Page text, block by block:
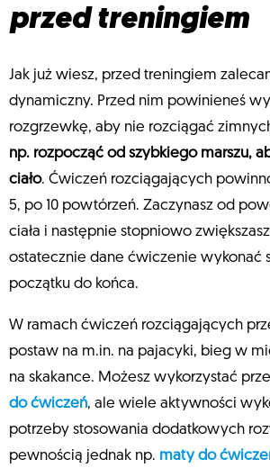
przed treningiem
Jak już wiesz, przed treningiem
dynamiczny. Przed nim powinieneś
rozgrzewkę, aby nie rozciągać
np. rozpocząć od szybkiego marszu,
ciało. Ćwiczeń rozciągających
5, po 10 powtórzeń. Zaczynasz od
ciała i następnie stopniowo
ostatecznie dane ćwiczenie wykonać
początku do końca.
W ramach ćwiczeń rozciągających
postaw na m.in. na pajacyki, bieg w
na skakance. Możesz wykorzystać
do ćwiczeń, ale wiele aktywności
potrzeby stosowania dodatkowych
pewnością jednak np. maty do